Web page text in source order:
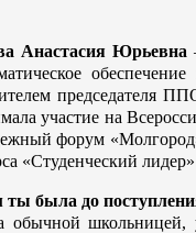
Анастасия Юрьевна
председателя
участие на
форум «Молгород»
«Студенческий
была до
обычной школьницей,